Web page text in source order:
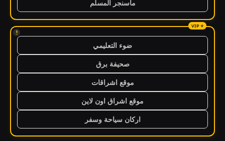
ماسنجر المسلم
!
ضوء التعليمي
صحيفة برق
موقع اشراقات
موقع اشراق اون لاين
اركان سياحة وسفر